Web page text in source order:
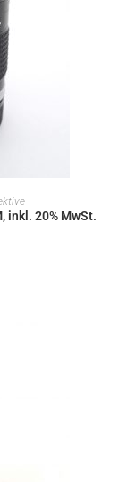
inkl. 20% MwSt.